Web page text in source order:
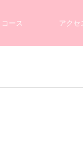
ース アクセ